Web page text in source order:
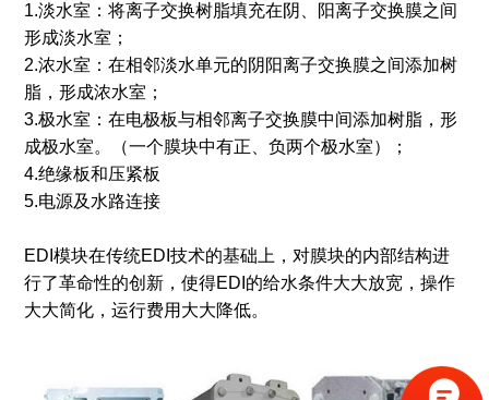
1.淡水室：将离子交换树脂填充在阴、阳离子交换膜之间
形成淡水室；
2.浓水室：在相邻淡水单元的阴阳离子交换膜之间添加树
脂，形成浓水室；
3.极水室：在电极板与相邻离子交换膜中间添加树脂，形
成极水室。（一个膜块中有正、负两个极水室）；
4.绝缘板和压紧板
5.电源及水路连接
EDI模块在传统EDI技术的基础上，对膜块的内部结构进
行了革命性的创新，使得EDI的给水条件大大放宽，操作
大大简化，运行费用大大降低。